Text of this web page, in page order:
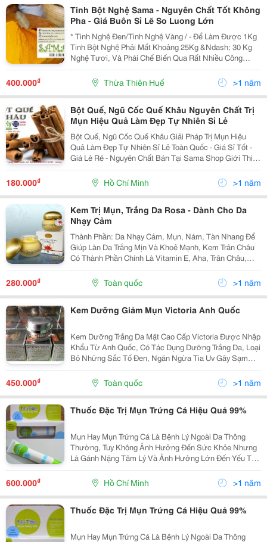
Tinh Bột Nghệ Sama - Nguyên Chất Tốt Không
Pha - Giá Buôn Sỉ Lẽ So Luong Lớn
* Tinh Nghệ Đen/Tinh Nghệ Vàng / - Để Làm Được 1Kg
Tinh Bột Nghệ Phải Mất Khoảng 25Kg &Ndash; 30 Kg
Nghệ Tươi, Và Phải Chế Biến Qua Rất Nhiều Công
Đoạn Sàng, Lọc Đi Những Chất Tạp, Xơ, Tách Bớt Tinh
Dầu Trong Củ Nghệ. Vì Vậy Tinh Bột Nghệ Ko Có Mùi H
400.000₫ Thừa Thiên Huế >1 năm
Bột Quế, Ngũ Cốc Quế Khâu Nguyên Chất Trị
Mụn Hiệu Quả Làm Đẹp Tự Nhiên Sỉ Lẻ
Bột Quế, Ngũ Cốc Quế Khâu Giải Pháp Trị Mụn Hiệu
Quả Làm Đẹp Tự Nhiên Sỉ Lẻ Toàn Quốc - Giá Sỉ Tốt -
Giá Lẻ Rẻ - Nguyên Chất Bán Tại Sama Shop Giới Thiệu
Về Sản Phẩm Bột Quế Công Dụng Làm Đẹp Thần Kỳ
Bột Quế
180.000₫ Hồ Chí Minh >1 năm
Kem Trị Mụn, Trắng Da Rosa - Dành Cho Da
Nhạy Cảm
Thành Phần: Da Nhạy Cảm, Mụn, Nám, Tàn Nhang Để
Giúp Làn Da Trắng Mịn Và Khoẻ Mạnh, Kem Trân Châu
Có Thành Phần Chính Là Vitamin E, Aha, Trân Châu,
Cây Lô Hội Tự Nhiên, Dầu Chồi Cây Lúa Mì, Chất Của
Cây Cảm Thảo. * Công Dụng: Từ Đó, Sản Phẩm Này
280.000₫ Toàn quốc >1 năm
Kem Dưỡng Giảm Mụn Victoria Anh Quốc
Kem Dưỡng Trắng Da Mặt Cao Cấp Victoria Được Nhập
Khẩu Từ Anh Quốc, Có Tác Dụng Dưỡng Trắng Da, Loại
Bỏ Những Sắc Tố Đen, Ngăn Ngừa Tia Uv Gây Sạm
Nám Da, Ngoài Ra Còn Chống Nắng Hiệu Quả Rất Cao,
Làm Phai Vết Nám Mờ Tàn Nhang Đặc Trị Mụn, Ngăn
450.000₫ Toàn quốc >1 năm
Thuốc Đặc Trị Mụn Trứng Cá Hiệu Quả 99%
Mụn Hay Mụn Trứng Cá Là Bệnh Lý Ngoài Da Thông
Thường, Tuy Không Ảnh Hưởng Đến Sức Khỏe Nhưng
Là Gánh Nặng Tâm Lý Và Ảnh Hưởng Lớn Đến Yếu Tố
Thẩm Mỹ. Đặc Biệt Mụn Trứng Cá Nếu Không Điều Trị
Đúng Cách Và Kịp Thời Có Thể Để Lại Sẹo Vĩnh Viễn. T
600.000₫ Hồ Chí Minh >1 năm
Thuốc Đặc Trị Mụn Trứng Cá Hiệu Quả 99%
Mụn Hay Mụn Trứng Cá Là Bệnh Lý Ngoài Da Thông